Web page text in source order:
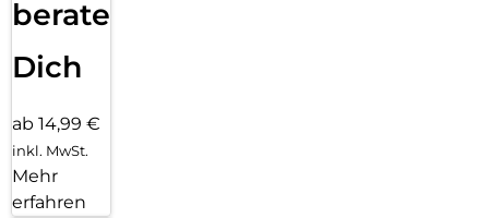
beraten
Dich
ab 14,99 €
inkl. MwSt.
Mehr
erfahren